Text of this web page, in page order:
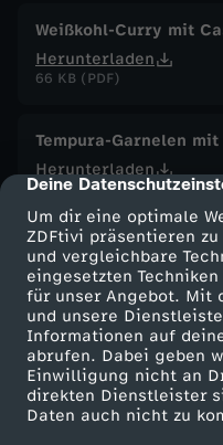
cmp-dialog-
Deine
Um dir eine optimale
ZDFtivi präsentieren
und vergleichbare
eingesetzten
für unser Angebot. Mit
und unsere
Informationen auf
abrufen. Dabei geben
Einwilligung nicht an
direkten Dienstleister
Daten auch nicht zu
Weißkohl-Curry mit
Herunterladen
66 KB (PDF)
Tempura-Garnelen
Herunterladen
87 KB (PDF)
Briouats mit
Herunterladen
16 KB (PDF)
Grünkohl-
Herunterladen
63 KB (PDF)